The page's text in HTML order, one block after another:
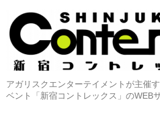
アガリスクエンターテイメントが主催
ベント「新宿コントレックス」のWEB